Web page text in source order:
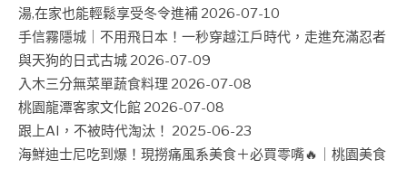
湯,在家也能輕鬆享受冬令進補 2026-07-10
手信霧隱城｜不用飛日本！一秒穿越江戶時代，走進充滿忍者
與天狗的日式古城 2026-07-09
入木三分無菜單蔬食料理 2026-07-08
桃園龍潭客家文化館 2026-07-08
跟上AI，不被時代淘汰！ 2025-06-23
海鮮迪士尼吃到爆！現撈痛風系美食＋必買零嘴🔥｜桃園美食